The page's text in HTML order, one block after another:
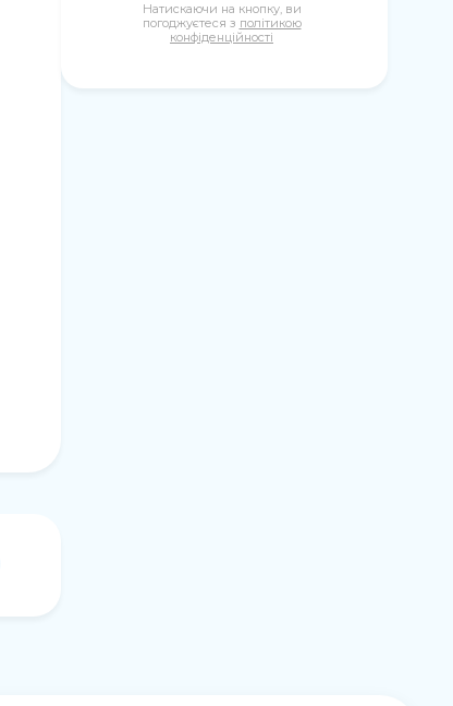
Натискаючи на кнопку, ви
погоджуєтеся з політикою
конфіденційності